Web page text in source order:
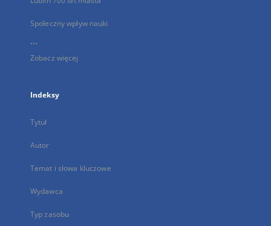
Społeczny wpływ nauki
...
Zobacz więcej
Indeksy
Tytuł
Autor
Temat i słowa kluczowe
Wydawca
Typ zasobu